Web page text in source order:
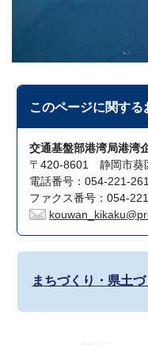
このページに関する
交通基盤部港湾局港湾
〒420-8601 静岡市葵
電話番号：054-221-
ファクス番号：054-
まちづくり・県土づ